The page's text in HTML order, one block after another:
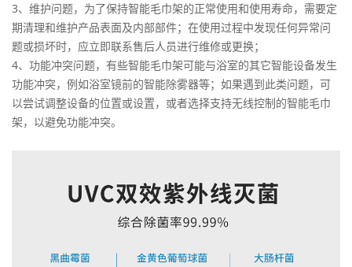
3、维护问题，为了保持智能毛巾架的正常使用和使用寿命，需要定
期清理和维护产品表面及内部部件；在使用过程中发现任何异常问
题或损坏时，应立即联系售后人员进行维修或更换；
4、功能冲突问题，有些智能毛巾架可能与浴室的其它智能设备发生
功能冲突，例如浴室镜前的智能除雾器等；如果遇到此类问题，可
以尝试调整设备的位置或设置，或者选择支持无线控制的智能毛巾
架，以避免功能冲突。